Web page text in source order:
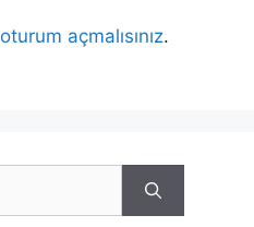
oturum açmalısınız.